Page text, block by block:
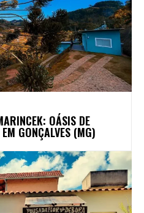
OÁSIS DE
GONÇALVES (MG)